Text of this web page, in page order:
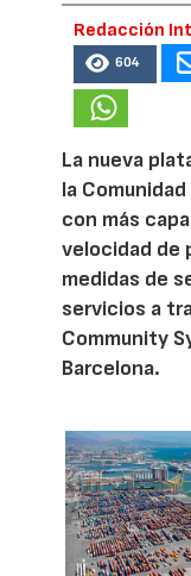
Redacción
604
La nueva
la
con más
velocidad de
medidas de
servicios a
Community
Barcelona.